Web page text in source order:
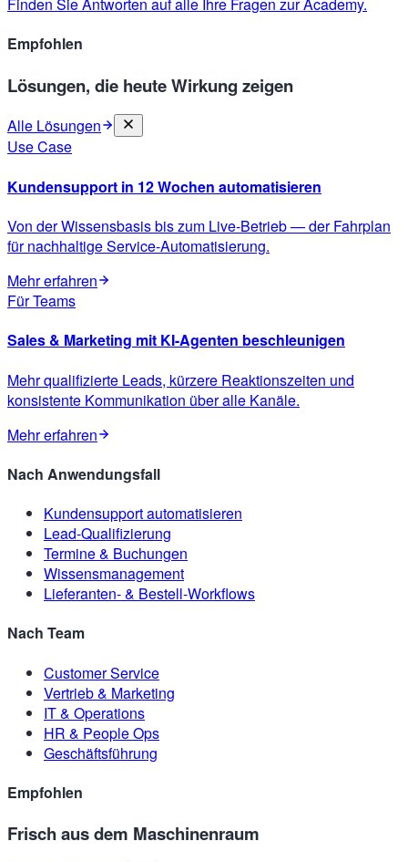
Finden Sie Antworten auf alle Ihre Fragen zur Academy.
Empfohlen
Lösungen, die heute Wirkung zeigen
Alle Lösungen
Use Case
Kundensupport in 12 Wochen automatisieren
Von der Wissensbasis bis zum Live-Betrieb — der Fahrplan
für nachhaltige Service-Automatisierung.
Mehr erfahren
Für Teams
Sales & Marketing mit KI-Agenten beschleunigen
Mehr qualifizierte Leads, kürzere Reaktionszeiten und
konsistente Kommunikation über alle Kanäle.
Mehr erfahren
Nach Anwendungsfall
Kundensupport automatisieren
Lead-Qualifizierung
Termine & Buchungen
Wissensmanagement
Lieferanten- & Bestell-Workflows
Nach Team
Customer Service
Vertrieb & Marketing
IT & Operations
HR & People Ops
Geschäftsführung
Empfohlen
Frisch aus dem Maschinenraum